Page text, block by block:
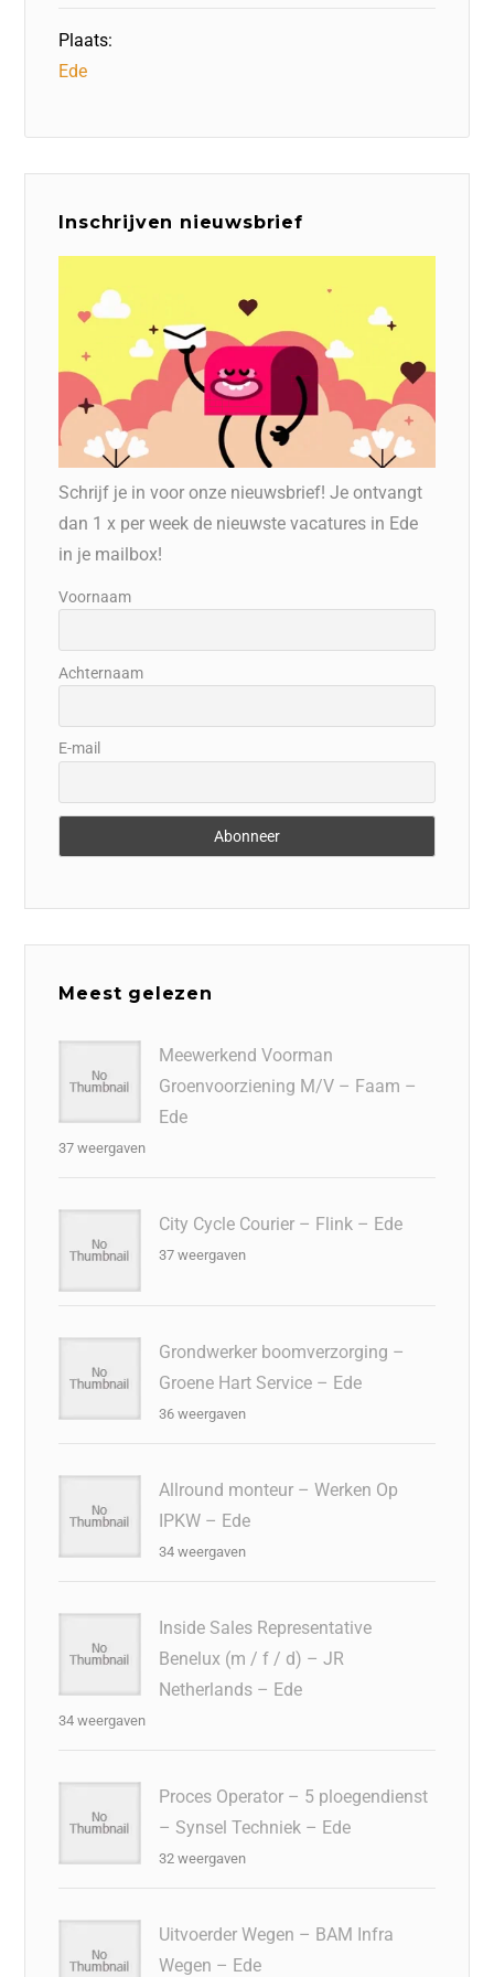
Plaats:
Ede
Inschrijven nieuwsbrief
Schrijf je in voor onze nieuwsbrief! Je ontvangt
dan 1 x per week de nieuwste vacatures in Ede
in je mailbox!
Voornaam
Achternaam
E-mail
Meest gelezen
Meewerkend Voorman
Groenvoorziening M/V – Faam –
Ede
37 weergaven
City Cycle Courier – Flink – Ede
37 weergaven
Grondwerker boomverzorging –
Groene Hart Service – Ede
36 weergaven
Allround monteur – Werken Op
IPKW – Ede
34 weergaven
Inside Sales Representative
Benelux (m / f / d) – JR
Netherlands – Ede
34 weergaven
Proces Operator – 5 ploegendienst
– Synsel Techniek – Ede
32 weergaven
Uitvoerder Wegen – BAM Infra
Wegen – Ede